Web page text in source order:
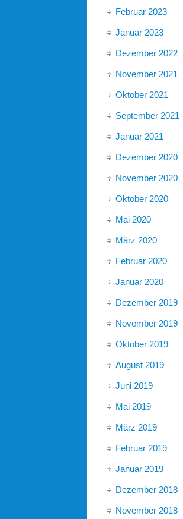
Februar 2023
Januar 2023
Dezember 2022
November 2021
Oktober 2021
September 2021
Januar 2021
Dezember 2020
November 2020
Oktober 2020
Mai 2020
März 2020
Februar 2020
Januar 2020
Dezember 2019
November 2019
Oktober 2019
August 2019
Juni 2019
Mai 2019
März 2019
Februar 2019
Januar 2019
Dezember 2018
November 2018